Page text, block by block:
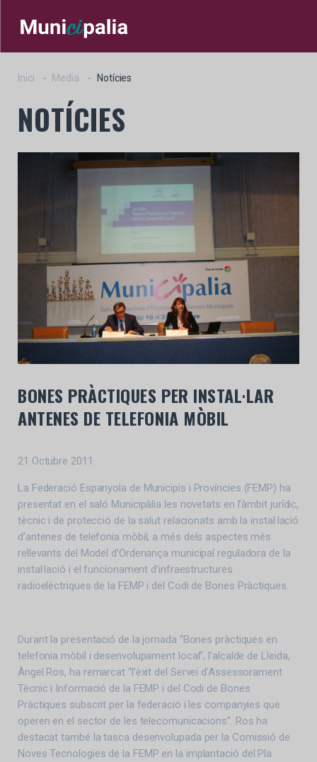
Inici Media Notícies
NOTÍCIES
BONES PRÀCTIQUES PER INSTAL·LAR
ANTENES DE TELEFONIA MÒBIL
21 Octubre 2011
La Federació Espanyola de Municipis i Províncies (FEMP) ha
presentat en el saló Municipàlia les novetats en l’àmbit jurídic,
tècnic i de protecció de la salut relacionats amb la instal·lació
d’antenes de telefonia mòbil, a més dels aspectes més
rellevants del Model d’Ordenança municipal reguladora de la
instal·lació i el funcionament d’infraestructures
radioelèctriques de la FEMP i del Codi de Bones Pràctiques.
Durant la presentació de la jornada “Bones pràctiques en
telefonia mòbil i desenvolupament local”, l’alcalde de Lleida,
Àngel Ros, ha remarcat “l’èxit del Servei d’Assessorament
Tècnic i Informació de la FEMP i del Codi de Bones
Pràctiques subscrit per la federació i les companyies que
operen en el sector de les telecomunicacions”. Ros ha
destacat també la tasca desenvolupada per la Comissió de
Noves Tecnologies de la FEMP en la implantació del Pla